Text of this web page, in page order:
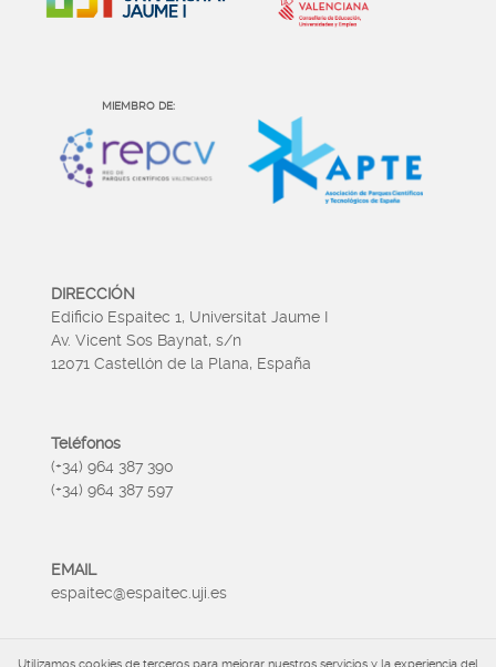
MIEMBRO DE:
DIRECCIÓN
Edificio Espaitec 1, Universitat Jaume I
Av. Vicent Sos Baynat, s/n
12071 Castellón de la Plana, España
Teléfonos
(+34) 964 387 390
(+34) 964 387 597
EMAIL
espaitec@espaitec.uji.es